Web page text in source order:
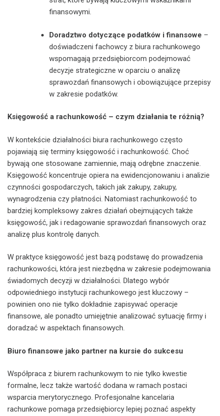
finansowymi.
Doradztwo dotyczące podatków i finansowe –
doświadczeni fachowcy z biura rachunkowego
wspomagają przedsiębiorcom podejmować
decyzje strategiczne w oparciu o analizę
sprawozdań finansowych i obowiązujące przepisy
w zakresie podatków.
Księgowość a rachunkowość – czym działania te różnią?
W kontekście działalności biura rachunkowego często
pojawiają się terminy księgowość i rachunkowość. Choć
bywają one stosowane zamiennie, mają odrębne znaczenie.
Księgowość koncentruje opiera na ewidencjonowaniu i analizie
czynności gospodarczych, takich jak zakupy, zakupy,
wynagrodzenia czy płatności. Natomiast rachunkowość to
bardziej kompleksowy zakres działań obejmujących także
księgowość, jak i redagowanie sprawozdań finansowych oraz
analizę plus kontrolę danych.
W praktyce księgowość jest bazą podstawę do prowadzenia
rachunkowości, która jest niezbędna w zakresie podejmowania
świadomych decyzji w działalności. Dlatego wybór
odpowiedniego instytucji rachunkowego jest kluczowy –
powinien ono nie tylko dokładnie zapisywać operacje
finansowe, ale ponadto umiejętnie analizować sytuację firmy i
doradzać w aspektach finansowych.
Biuro finansowe jako partner na kursie do sukcesu
Współpraca z biurem rachunkowym to nie tylko kwestie
formalne, lecz także wartość dodana w ramach postaci
wsparcia merytorycznego. Profesjonalne kancelaria
rachunkowe pomaga przedsiębiorcy lepiej poznać aspekty